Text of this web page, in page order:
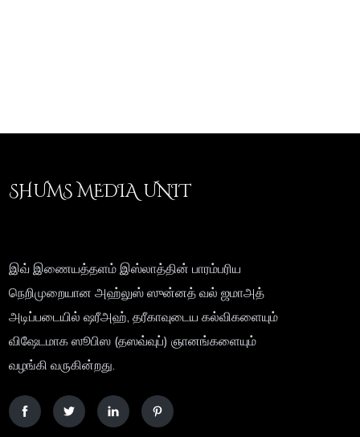
SHUMS MEDIA UNIT
இவ் இணையத்தளம் இஸ்லாத்தின் பாரம்பரிய
நெறிமுறையான அஹ்லுஸ் ஸுன்னத் வல் ஜமாஅத்
அடிப்படையில் ஷரீஅஹ், தரீகாவுடைய கல்விகளையும்
விஷேடமாக ஸூபிஸ (தஸவ்வுப்) ஞானங்களையும்
வழங்கி வருகின்றது.